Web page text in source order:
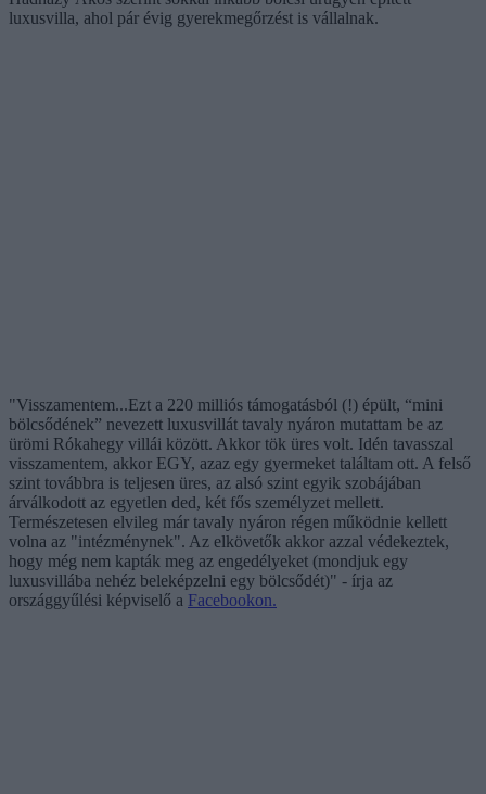
luxusvilla, ahol pár évig gyerekmegőrzést is vállalnak.
"Visszamentem...Ezt a 220 milliós támogatásból (!) épült, “mini
bölcsődének” nevezett luxusvillát tavaly nyáron mutattam be az
ürömi Rókahegy villái között. Akkor tök üres volt. Idén tavasszal
visszamentem, akkor EGY, azaz egy gyermeket találtam ott. A felső
szint továbbra is teljesen üres, az alsó szint egyik szobájában
árválkodott az egyetlen ded, két fős személyzet mellett.
Természetesen elvileg már tavaly nyáron régen működnie kellett
volna az "intézménynek". Az elkövetők akkor azzal védekeztek,
hogy még nem kapták meg az engedélyeket (mondjuk egy
luxusvillába nehéz beleképzelni egy bölcsődét)" - írja az
országgyűlési képviselő a Facebookon.